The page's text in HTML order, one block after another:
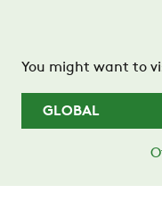
You might want to
GLOBAL